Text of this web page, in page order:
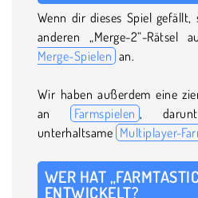
Wenn dir dieses Spiel
anderen „Merge-2“-Rätsel
Merge-Spielen an.
Wir haben außerdem eine
an Farmspielen ,
unterhaltsame Multiplayer-
WER HAT
ENTWICKELT?